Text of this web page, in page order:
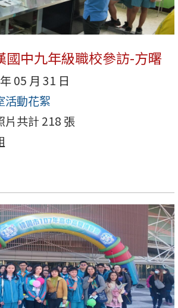
國中九年級職校參訪-方曙
05 月 31 日
活動花絮
片共計 218 張